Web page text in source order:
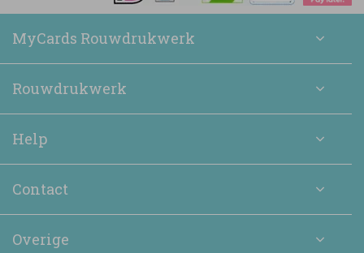
MyCards Rouwdrukwerk
Rouwdrukwerk
Help
Contact
Overige